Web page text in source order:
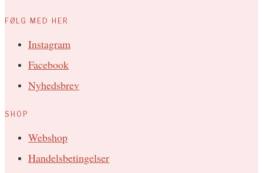
FØLG MED HER
Instagram
Facebook
Nyhedsbrev
SHOP
Webshop
Handelsbetingelser